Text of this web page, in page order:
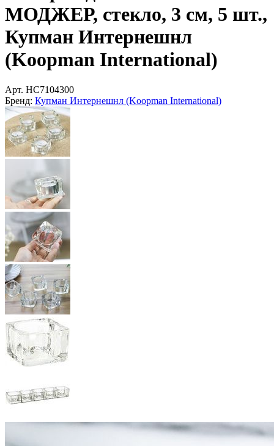
МОДЖЕР, стекло, 3 см, 5 шт.,
Купман Интернешнл
(Koopman International)
Арт. HC7104300
Бренд: Купман Интернешнл (Koopman International)